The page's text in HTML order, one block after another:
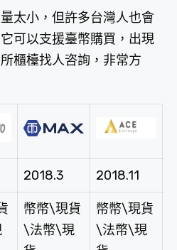
太小，但許多台灣人也會
可以支援臺幣購買，出現
櫃檯找人咨詢，非常方
2018.3 2018.11
幣幣\現貨
\法幣\現
幣幣\現貨
\法幣\現